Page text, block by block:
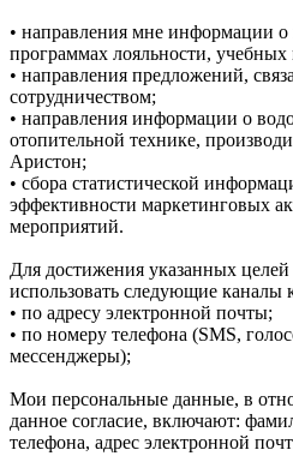
• направления мне информации
программах лояльности, учебных
• направления предложений,
сотрудничеством;
• направления информации о
отопительной технике,
Аристон;
• сбора статистической
эффективности маркетинговых
мероприятий.
Для достижения указанных
использовать следующие каналы
• по адресу электронной почты;
• по номеру телефона (SMS,
мессенджеры);
Мои персональные данные, в
данное согласие, включают:
телефона, адрес электронной